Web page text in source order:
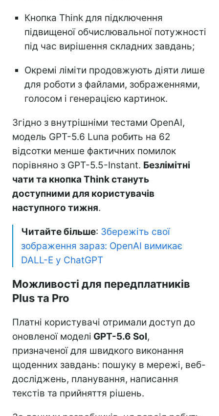
Кнопка Think для підключення
підвищеної обчислювальної потужності
під час вирішення складних завдань;
Окремі ліміти продовжують діяти лише
для роботи з файлами, зображеннями,
голосом і генерацією картинок.
Згідно з внутрішніми тестами OpenAI,
модель GPT-5.6 Luna робить на 62
відсотки менше фактичних помилок
порівняно з GPT-5.5-Instant. Безлімітні
чати та кнопка Think стануть
доступними для користувачів
наступного тижня.
Читайте більше: Збережіть свої
зображення зараз: OpenAI вимикає
DALL-E у ChatGPT
Можливості для передплатників
Plus та Pro
Платні користувачі отримали доступ до
оновленої моделі GPT-5.6 Sol,
призначеної для швидкого виконання
щоденних завдань: пошуку в мережі, веб-
досліджень, планування, написання
текстів та прийняття рішень.